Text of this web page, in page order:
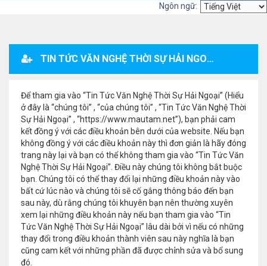
Ngôn ngữ:
TIN TỨC VĂN NGHỆ THỜI SỰ HẢI NGOẠI - ĐĂNG KÝ THÀNH VIÊN
Để tham gia vào “Tin Tức Văn Nghệ Thời Sự Hải Ngoại” (Hiểu
ở đây là “chúng tôi” , “của chúng tôi” , “Tin Tức Văn Nghệ Thời
Sự Hải Ngoại” , “https://www.mautam.net”), bạn phải cam
kết đồng ý với các điều khoản bên dưới của website. Nếu bạn
không đồng ý với các điều khoản này thì đơn giản là hãy đóng
trang này lại và bạn có thể không tham gia vào “Tin Tức Văn
Nghệ Thời Sự Hải Ngoại”. Điều này chúng tôi không bắt buộc
bạn. Chúng tôi có thể thay đổi lại những điều khoản này vào
bất cứ lúc nào và chúng tôi sẽ cố gắng thông báo đến bạn
sau này, dù rằng chúng tôi khuyên bạn nên thường xuyên
xem lại những điều khoản này nếu bạn tham gia vào “Tin
Tức Văn Nghệ Thời Sự Hải Ngoại” lâu dài bởi vì nếu có những
thay đổi trong điều khoản thành viên sau này nghĩa là bạn
cũng cam kết với những phần đã được chỉnh sửa và bổ sung
đó.